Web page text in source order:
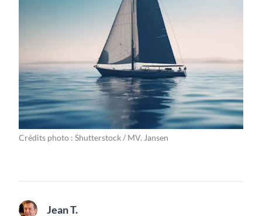
Crédits photo : Shutterstock / MV. Jansen
Jean T.